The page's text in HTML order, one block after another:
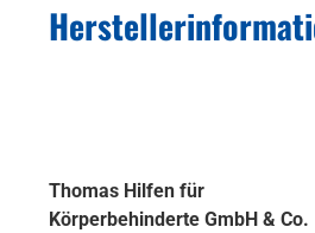
Thomas Hilfen für
Körperbehinderte GmbH & Co.